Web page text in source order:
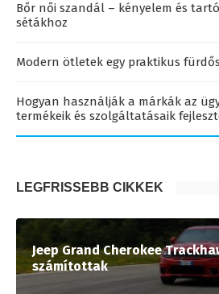
Bőr női szandál – kényelem és
sétákhoz
Modern ötletek egy praktikus
Hogyan használják a márkák az
termékeik és szolgáltatásaik
LEGFRISSEBB CIKKEK
Jeep Grand Cherokee
számítottak